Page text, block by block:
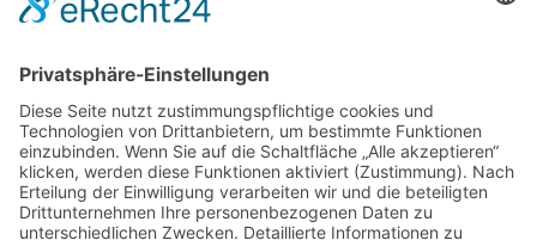
Mit dem Absenden erklären Sie sich mit der